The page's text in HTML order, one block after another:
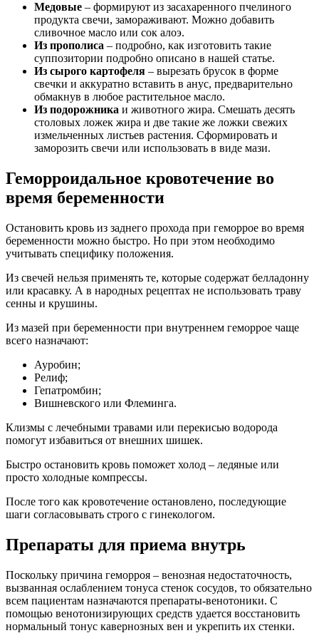
Медовые – формируют из засахаренного пчелиного
продукта свечи, замораживают. Можно добавить
сливочное масло или сок алоэ.
Из прополиса – подробно, как изготовить такие
суппозитории подробно описано в нашей статье.
Из сырого картофеля – вырезать брусок в форме
свечки и аккуратно вставить в анус, предварительно
обмакнув в любое растительное масло.
Из подорожника и животного жира. Смешать десять
столовых ложек жира и две такие же ложки свежих
измельченных листьев растения. Сформировать и
заморозить свечи или использовать в виде мази.
Геморроидальное кровотечение во
время беременности
Остановить кровь из заднего прохода при геморрое во время
беременности можно быстро. Но при этом необходимо
учитывать специфику положения.
Из свечей нельзя применять те, которые содержат белладонну
или красавку. А в народных рецептах не использовать траву
сенны и крушины.
Из мазей при беременности при внутреннем геморрое чаще
всего назначают:
Ауробин;
Релиф;
Гепатромбин;
Вишневского или Флеминга.
Клизмы с лечебными травами или перекисью водорода
помогут избавиться от внешних шишек.
Быстро остановить кровь поможет холод – ледяные или
просто холодные компрессы.
После того как кровотечение остановлено, последующие
шаги согласовывать строго с гинекологом.
Препараты для приема внутрь
Поскольку причина геморроя – венозная недостаточность,
вызванная ослаблением тонуса стенок сосудов, то обязательно
всем пациентам назначаются препараты-венотоники. С
помощью венотонизирующих средств удается восстановить
нормальный тонус кавернозных вен и укрепить их стенки.